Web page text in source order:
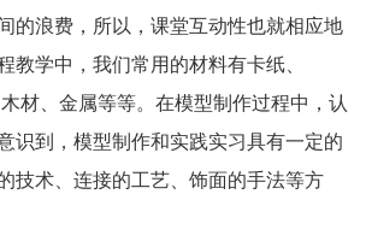
的浪费，所以，课堂互动性也就相应地
教学中，我们常用的材料有卡纸、
材、金属等等。在模型制作过程中，认
识到，模型制作和实践实习具有一定的
技术、连接的工艺、饰面的手法等方